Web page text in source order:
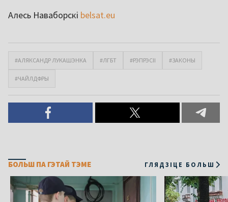
Алесь Наваборскі belsat.eu
#АЛЯКСАНДР ЛУКАШЭНКА #ЛГБТ #РЭПРЭСІІ #ЗАКОНЫ
#ЧАЙЛДФРЫ
БОЛЬШ ПА ГЭТАЙ ТЭМЕ ГЛЯДЗІЦЕ БОЛЬШ